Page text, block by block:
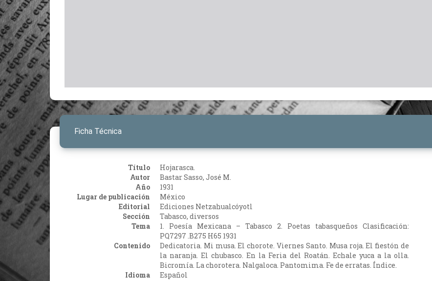
Ficha Técnica
Título
Hojarasca.
Autor
Bastar Sasso, José M.
Año
1931
Lugar de publicación
México
Editorial
Ediciones Netzahualcóyotl
Sección
Tabasco, diversos
Tema
1. Poesía Mexicana – Tabasco 2. Poetas tabasqueños Clasificación:
PQ7297 .B275 H65 1931
Contenido
Dedicatoria. Mi musa. El chorote. Viernes Santo. Musa roja. El fiestón de
la naranja. El chubasco. En la Feria del Roatán. Echale yuca a la olla.
Bicromía. La chorotera. Nalgaloca. Pantomima. Fe de erratas. Índice.
Idioma
Español